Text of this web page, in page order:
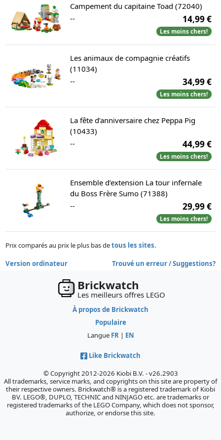
Campement du capitaine Toad (72040)
--
14,99 €
Les moins chers!
Les animaux de compagnie créatifs
(11034)
--
34,99 €
Les moins chers!
La fête d’anniversaire chez Peppa Pig
(10433)
--
44,99 €
Les moins chers!
Ensemble d’extension La tour infernale
du Boss Frère Sumo (71388)
--
29,99 €
Les moins chers!
Prix comparés au prix le plus bas detous les sites.
Version ordinateur Trouvé un erreur / Suggestions?
Brickwatch
Les meilleurs offres LEGO
À propos de Brickwatch
Populaire
Langue FR | EN
Like Brickwatch
© Copyright 2012-2026 Kiobi B.V. - v26.2903
All trademarks, service marks, and copyrights on this site are property of
their respective owners. Brickwatch® is a registered trademark of Kiobi
BV. LEGO®, DUPLO, TECHNIC and NINJAGO etc. are trademarks or
registered trademarks of the LEGO Company, which does not sponsor,
authorize, or endorse this site.